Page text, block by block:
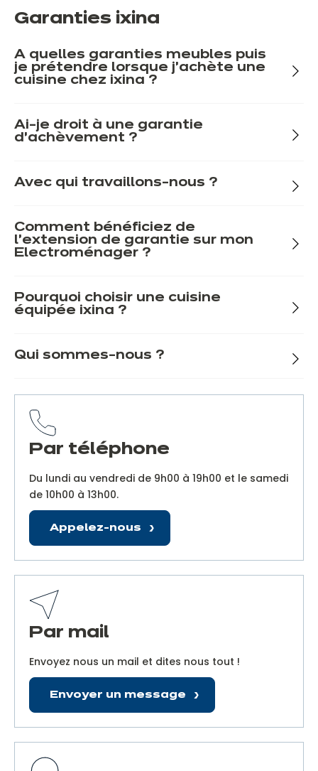
Garanties ixina
A quelles garanties meubles puis
je prétendre lorsque j'achète une
cuisine chez ixina ?
Ai-je droit à une garantie
d’achèvement ?
Avec qui travaillons-nous ?
Comment bénéficiez de
l'extension de garantie sur mon
Electroménager ?
Pourquoi choisir une cuisine
équipée ixina ?
Qui sommes-nous ?
Par téléphone
Du lundi au vendredi de 9h00 à 19h00 et le samedi
de 10h00 à 13h00.
Appelez-nous
Par mail
Envoyez nous un mail et dites nous tout !
Envoyer un message